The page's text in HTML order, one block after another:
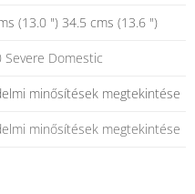
(13.0 ") 34.5 cms (13.6 ")
Severe Domestic
minősítések megtekintése
minősítések megtekintése